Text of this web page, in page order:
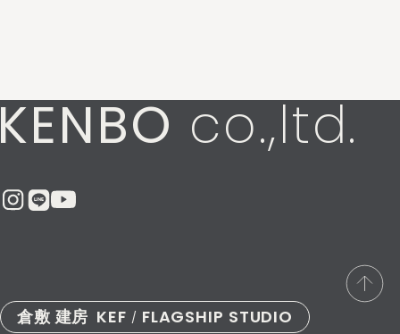
co.,ltd.
倉敷 建房 KEF / FLAGSHIP STUDIO